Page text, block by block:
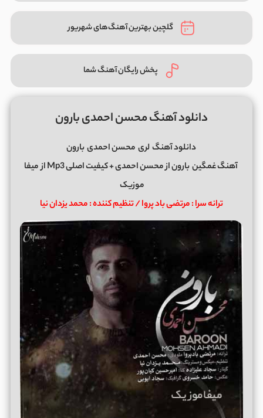
گلچین بهترین آهنگ‌های شهریور
پخش رایگان آهنگ شما
دانلود آهنگ محسن احمدی بارون
دانلود آهنگ لری محسن احمدیبارون
آهنگ غمگینبارونازمحسن احمدی+ کیفیت اصلی Mp3 از
میفا
موزیک
ترانه سرا : مرتضی باد پروا / تنظیم کننده : محمد یزدان نیا